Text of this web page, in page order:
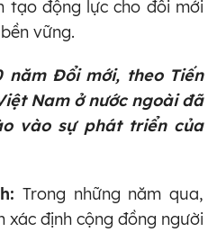
tạo động lực cho đổi mới
vững.
năm Đổi mới, theo Tiến
Nam ở nước ngoài đã
vào sự phát triển của
Trong những năm qua,
định cộng đồng người